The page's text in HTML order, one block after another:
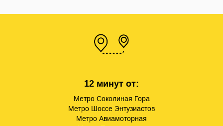
12 минут от:
Метро Соколиная Гора
Метро Шоссе Энтузиастов
Метро Авиамоторная